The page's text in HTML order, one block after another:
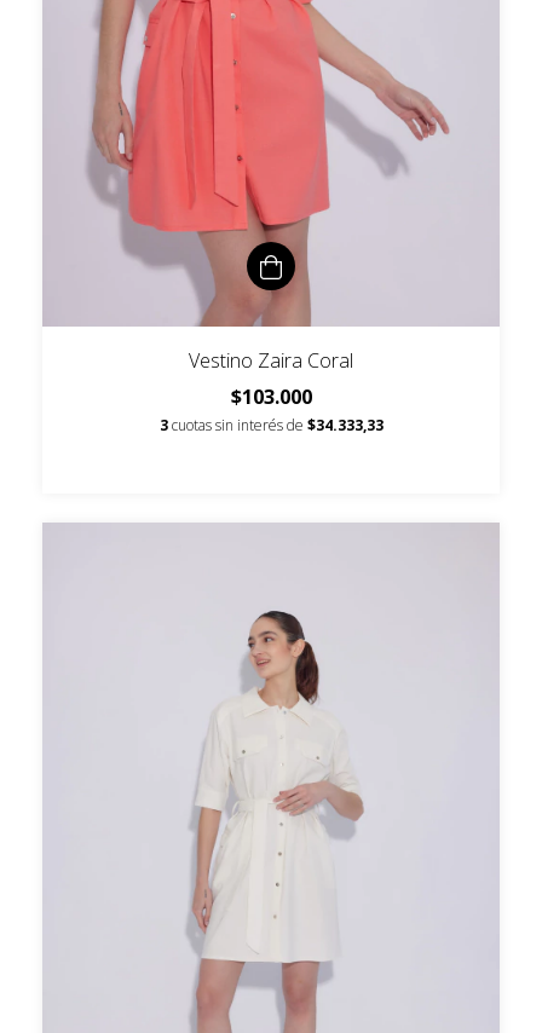
Vestino Zaira Coral
$103.000
3 cuotas sin interés de $34.333,33